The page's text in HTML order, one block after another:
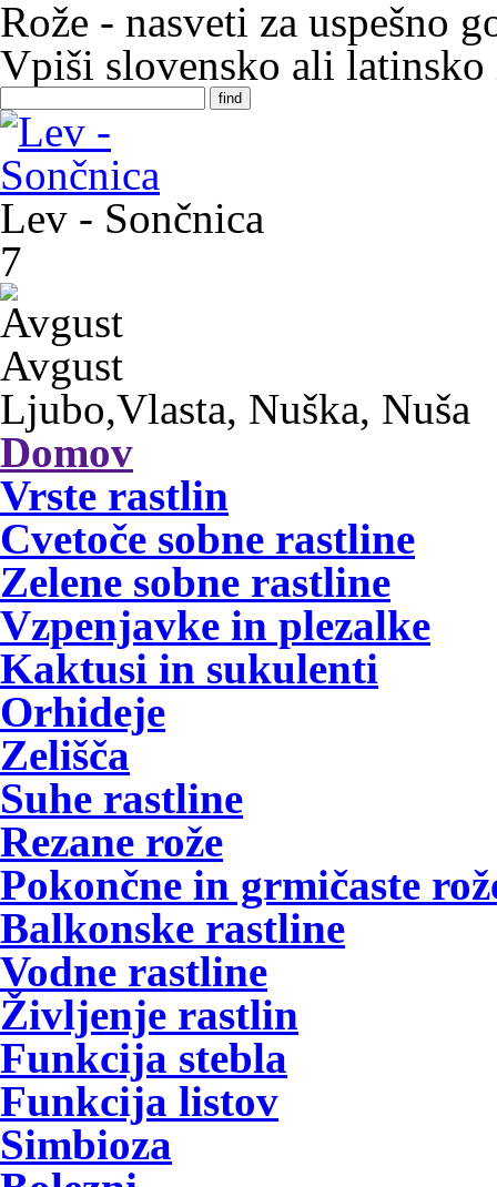
Rože - nasveti za uspešno
Vpiši slovensko ali latinsko
Lev - Sončnica
7
Avgust
Ljubo,Vlasta, Nuška, Nuša
Domov
Vrste rastlin
Cvetoče sobne rastline
Zelene sobne rastline
Vzpenjavke in plezalke
Kaktusi in sukulenti
Orhideje
Zelišča
Suhe rastline
Rezane rože
Pokončne in grmičaste
Balkonske rastline
Vodne rastline
Življenje rastlin
Funkcija stebla
Funkcija listov
Simbioza